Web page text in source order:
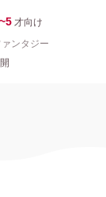
才向け
ァンタジー